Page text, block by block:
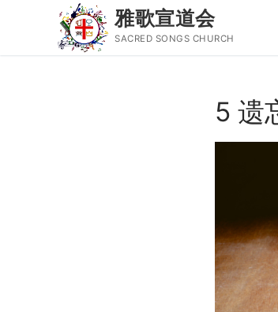
雅歌宣道会
SACRED SONGS CHURCH
5 遗